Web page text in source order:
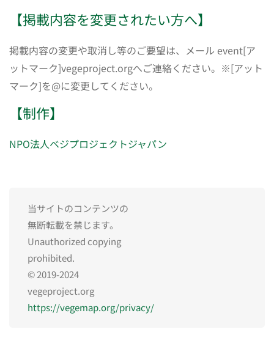
【掲載内容を変更されたい方へ】
掲載内容の変更や取消し等のご要望は、メール event[ア
ットマーク]vegeproject.orgへご連絡ください。※[アット
マーク]を@に変更してください。
【制作】
NPO法人ベジプロジェクトジャパン
当サイトのコンテンツの
無断転載を禁じます。
Unauthorized copying
prohibited.
© 2019-2024
vegeproject.org
https://vegemap.org/privacy/